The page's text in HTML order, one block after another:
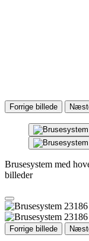
Forrige billede
Brusesystem med
billeder
Forrige billede